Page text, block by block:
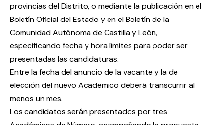
provincias del Distrito, o mediante la publicación en el
Boletín Oficial del Estado y en el Boletín de la
Comunidad Autónoma de Castilla y León,
especificando fecha y hora límites para poder ser
presentadas las candidaturas.
Entre la fecha del anuncio de la vacante y la de
elección del nuevo Académico deberá transcurrir al
menos un mes.
Los candidatos serán presentados por tres